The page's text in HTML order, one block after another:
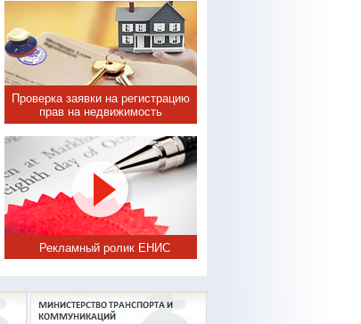
Проверка заявки на регистрацию
прав на недвижимость
Рекламный ролик ЕНИС